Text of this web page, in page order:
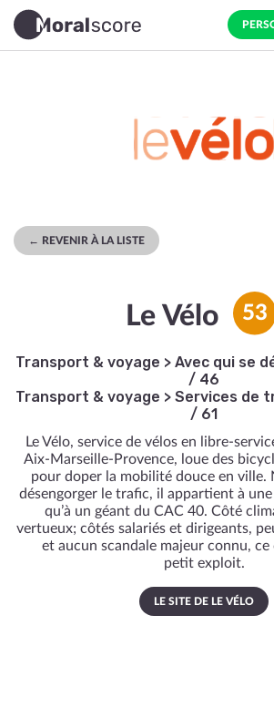
← REVENIR À LA LISTE
Le Vélo 53
Transport & voyage > Avec qui se
/ 46
Transport & voyage > Services de
/ 61
Le Vélo, service de vélos en
Aix‑Marseille‑Provence, loue des
pour doper la mobilité douce en ville.
désengorger le trafic, il appartient à
qu’à un géant du CAC 40. Côté
vertueux; côtés salariés et dirigeants,
et aucun scandale majeur connu, ce
petit exploit.
LE SITE DE LE VÉLO